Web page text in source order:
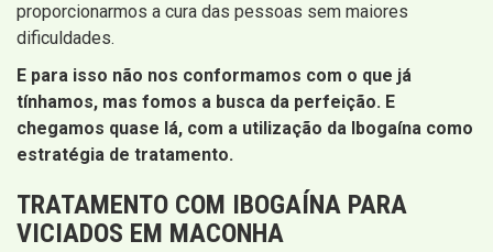
proporcionarmos a cura das pessoas sem maiores
dificuldades.
E para isso não nos conformamos com o que já
tínhamos, mas fomos a busca da perfeição. E
chegamos quase lá, com a utilização da Ibogaína como
estratégia de tratamento.
TRATAMENTO COM IBOGAÍNA PARA
VICIADOS EM MACONHA